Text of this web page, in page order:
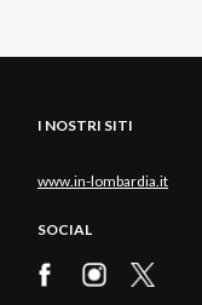
I NOSTRI SITI
www.in-lombardia.it
SOCIAL